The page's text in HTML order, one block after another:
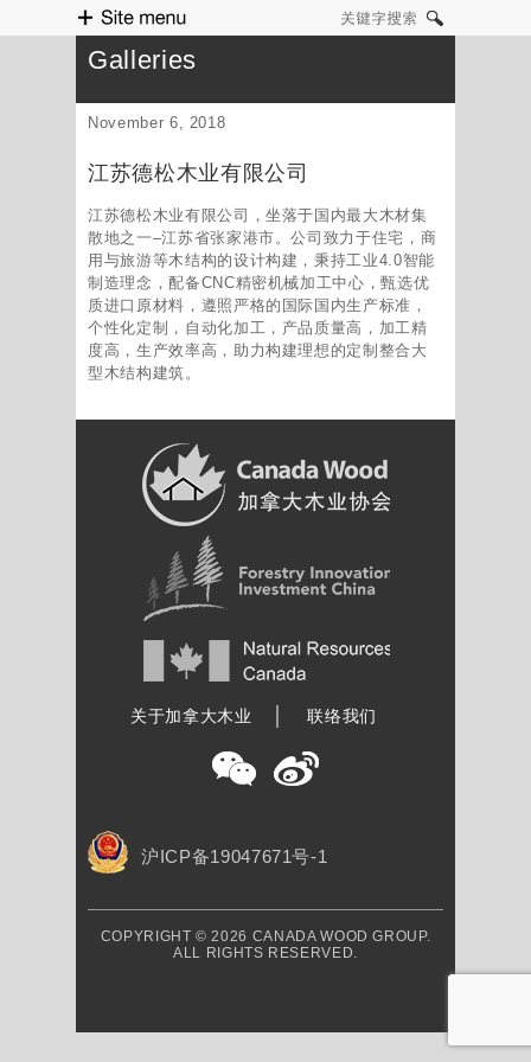
Galleries
November 6, 2018
江苏德松木业有限公司
江苏德松木业有限公司，坐落于国内最大木材集
散地之一–江苏省张家港市。公司致力于住宅，商
用与旅游等木结构的设计构建，秉持工业4.0智能
制造理念，配备CNC精密机械加工中心，甄选优
质进口原材料，遵照严格的国际国内生产标准，
个性化定制，自动化加工，产品质量高，加工精
度高，生产效率高，助力构建理想的定制整合大
型木结构建筑。
关于加拿大木业 联络我们
沪ICP备19047671号-1
COPYRIGHT © 2026 CANADA WOOD GROUP.
ALL RIGHTS RESERVED.